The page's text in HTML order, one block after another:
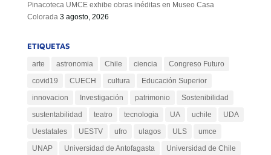
Pinacoteca UMCE exhibe obras inéditas en Museo Casa
Colorada 3 agosto, 2026
ETIQUETAS
arte astronomia Chile ciencia
Congreso Futuro
covid19
CUECH cultura
Educación Superior
innovacion
Investigación patrimonio
Sostenibilidad
sustentabilidad
teatro tecnologia UA uchile
UDA
Uestatales
UESTV ufro ulagos ULS
umce
UNAP
Universidad de Antofagasta
Universidad de Chile